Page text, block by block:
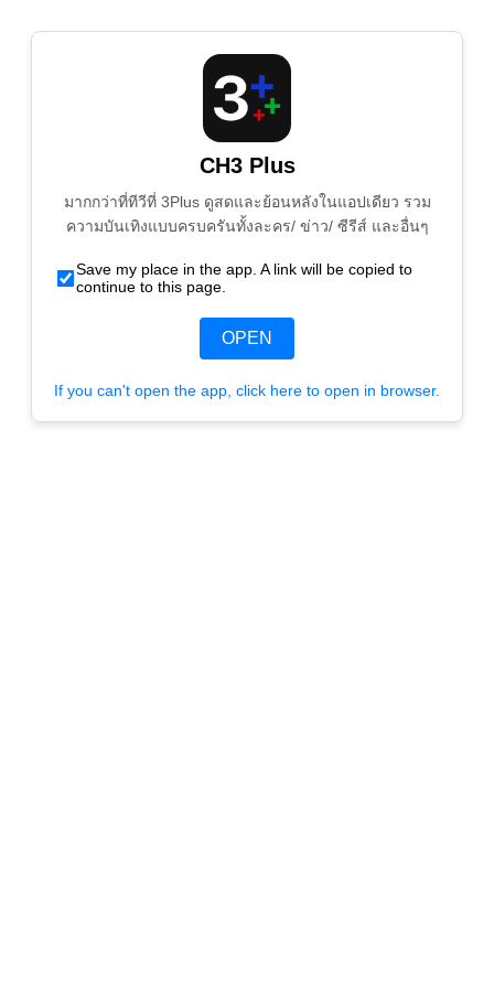
CH3 Plus
มากกว่าที่ทีวีที่ 3Plus ดูสดและย้อนหลังในแอปเดียว รวม
ความบันเทิงแบบครบครันทั้งละคร/ ข่าว/ ซีรีส์ และอื่นๆ
Save my place in the app. A link will be copied to
continue to this page.
OPEN
If you can't open the app, click here to open in browser.